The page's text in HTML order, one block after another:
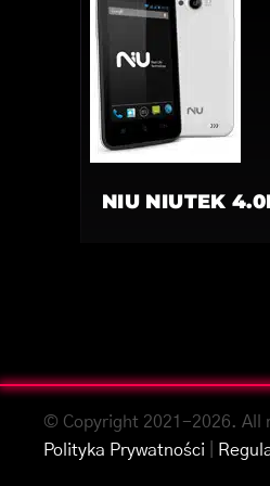
NIU NIUTEK
© Copyright 2021-2026. All
Polityka Prywatności